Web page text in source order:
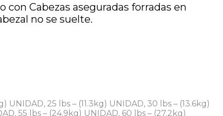
Cabezas aseguradas forradas en
no se suelte.
25 lbs – (11.3kg) UNIDAD, 30 lbs – (13.6kg)
55 lbs – (24.9kg) UNIDAD, 60 lbs – (27.2kg)